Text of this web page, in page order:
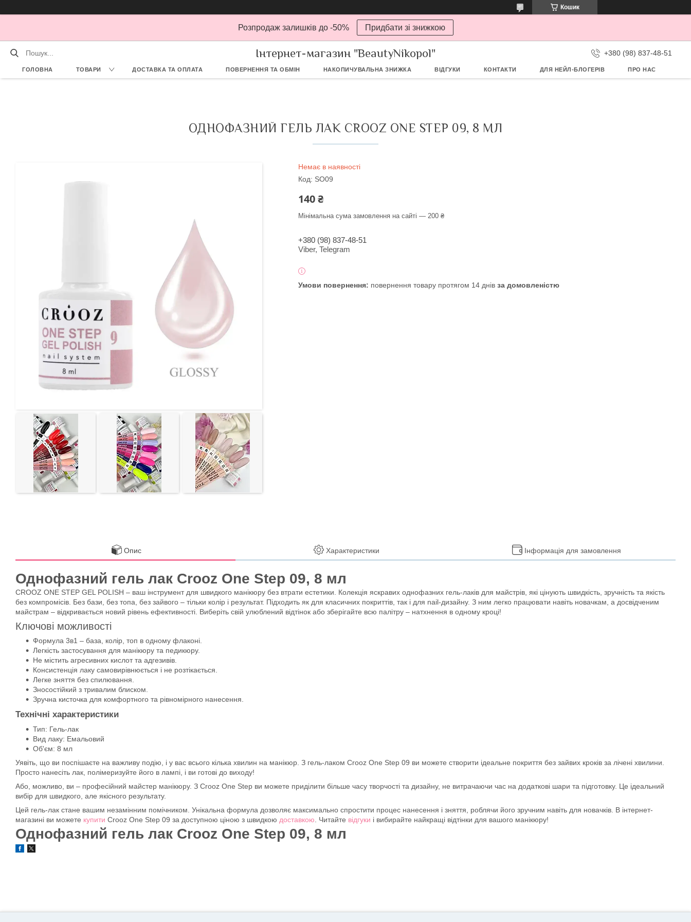
Кошик
Розпродаж залишків до -50% Придбати зі знижкою
Інтернет-магазин "BeautyNikopol" +380 (98) 837-48-51
ГОЛОВНА ТОВАРИ ДОСТАВКА ТА ОПЛАТА ПОВЕРНЕННЯ ТА ОБМІН НАКОПИЧУВАЛЬНА ЗНИЖКА ВІДГУКИ КОНТАКТИ ДЛЯ НЕЙЛ-БЛОГЕРІВ ПРО НАС
ОДНОФАЗНИЙ ГЕЛЬ ЛАК CROOZ ONE STEP 09, 8 МЛ
Немає в наявності
Код: SO09
140 ₴
Мінімальна сума замовлення на сайті — 200 ₴
+380 (98) 837-48-51
Viber, Telegram
повернення товару протягом 14 днів за домовленістю
Опис Характеристики Інформація для замовлення
Однофазний гель лак Crooz One Step 09, 8 мл
CROOZ ONE STEP GEL POLISH – ваш інструмент для швидкого манікюру без втрати естетики. Колекція яскравих однофазних гель-лаків для майстрів, які цінують швидкість, зручність та якість
без компромісів. Без бази, без топа, без зайвого – тільки колір і результат. Підходить як для класичних покриттів, так і для nail-дизайну. З ним легко працювати навіть новачкам, а досвідченим
майстрам – відкривається новий рівень ефективності. Виберіть свій улюблений відтінок або зберігайте всю палітру – натхнення в одному кроці!
Ключові можливості
Формула 3в1 – база, колір, топ в одному флаконі.
Легкість застосування для манікюру та педикюру.
Не містить агресивних кислот та адгезивів.
Консистенція лаку самовирівнюється і не розтікається.
Легке зняття без спилювання.
Зносостійкий з тривалим блиском.
Зручна кисточка для комфортного та рівномірного нанесення.
Технічні характеристики
Тип: Гель-лак
Вид лаку: Емальовий
Об'єм: 8 мл
Уявіть, що ви поспішаєте на важливу подію, і у вас всього кілька хвилин на манікюр. З гель-лаком Crooz One Step 09 ви можете створити ідеальне покриття без зайвих кроків за лічені хвилини.
Просто нанесіть лак, полімеризуйте його в лампі, і ви готові до виходу!
Або, можливо, ви – професійний майстер манікюру. З Crooz One Step ви можете приділити більше часу творчості та дизайну, не витрачаючи час на додаткові шари та підготовку. Це ідеальний
вибір для швидкого, але якісного результату.
Цей гель-лак стане вашим незамінним помічником. Унікальна формула дозволяє максимально спростити процес нанесення і зняття, роблячи його зручним навіть для новачків. В інтернет-
магазині ви можете купити Crooz One Step 09 за доступною ціною з швидкою доставкою . Читайте відгуки і вибирайте найкращі відтінки для вашого манікюру!
Однофазний гель лак Crooz One Step 09, 8 мл